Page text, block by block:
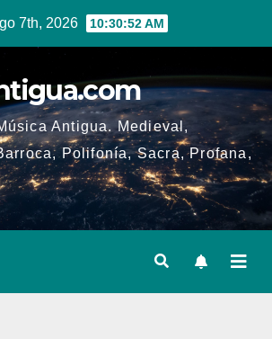
7th, 2026 10:30:53 AM
Antigua. Medieval,
Polifonía, Sacra, Profana,